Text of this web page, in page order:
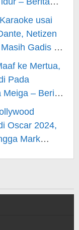
usai
Netizen
Gadis –
ke Mertua,
Pada
Meiga – Berita
Oscar 2024,
Mark